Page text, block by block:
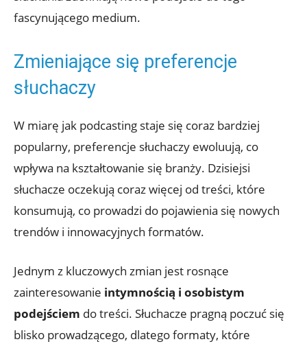
fascynującego medium.
Zmieniające się preferencje
słuchaczy
W miarę jak podcasting staje się coraz bardziej
popularny, preferencje słuchaczy ewoluują, co
wpływa na kształtowanie się branży. Dzisiejsi
słuchacze oczekują coraz więcej od treści, które
konsumują, co prowadzi do pojawienia się nowych
trendów i innowacyjnych formatów.
Jednym z kluczowych zmian jest rosnące
zainteresowanie intymnością i osobistym
podejściem do treści. Słuchacze pragną poczuć się
blisko prowadzącego, dlatego formaty, które